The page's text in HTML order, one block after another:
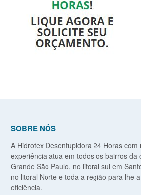
SOBRE NÓS
A Hidrotex Desentupidora 24 Horas com
experiência atua em todos os bairros da
Grande São Paulo, no litoral sul em
no litoral Norte e toda a região para lhe
eficiência.